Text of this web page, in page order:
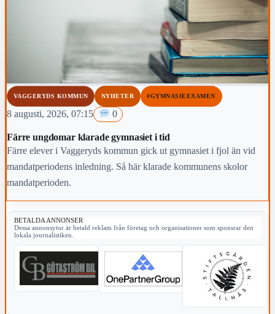
VAGGERYDS KOMMUN NYHETER #GYMNASIEEXAMEN
8 augusti, 2026, 07:15 0
Färre ungdomar klarade gymnasiet i tid
Färre elever i Vaggeryds kommun gick ut gymnasiet i fjol än vid
mandatperiodens inledning. Så här klarade kommunens skolor
mandatperioden.
BETALDA ANNONSER
Dessa annonsytor är betald reklam från företag och organisationer som sponsrar den
lokala journalistiken.